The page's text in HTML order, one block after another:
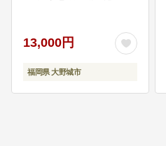
13,000円
福岡県 大野城市